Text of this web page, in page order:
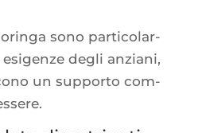
sono par­ti­co­lar­
degli anzia­ni,
un sup­por­to com­